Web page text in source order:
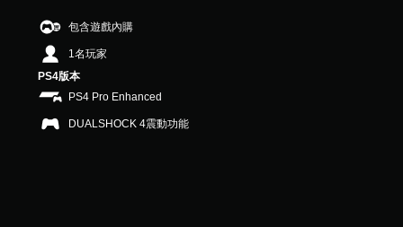
包含遊戲內購
1名玩家
PS4版本
PS4 Pro Enhanced
DUALSHOCK 4震動功能